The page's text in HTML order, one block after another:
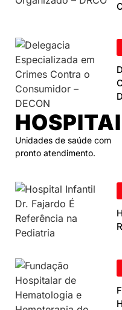
Unidades de saúde com
pronto atendimento.